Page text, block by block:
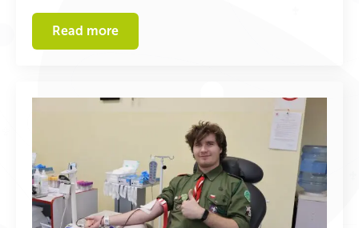
Read more